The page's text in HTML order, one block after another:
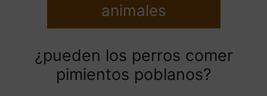
animales
¿pueden los perros comer
pimientos poblanos?